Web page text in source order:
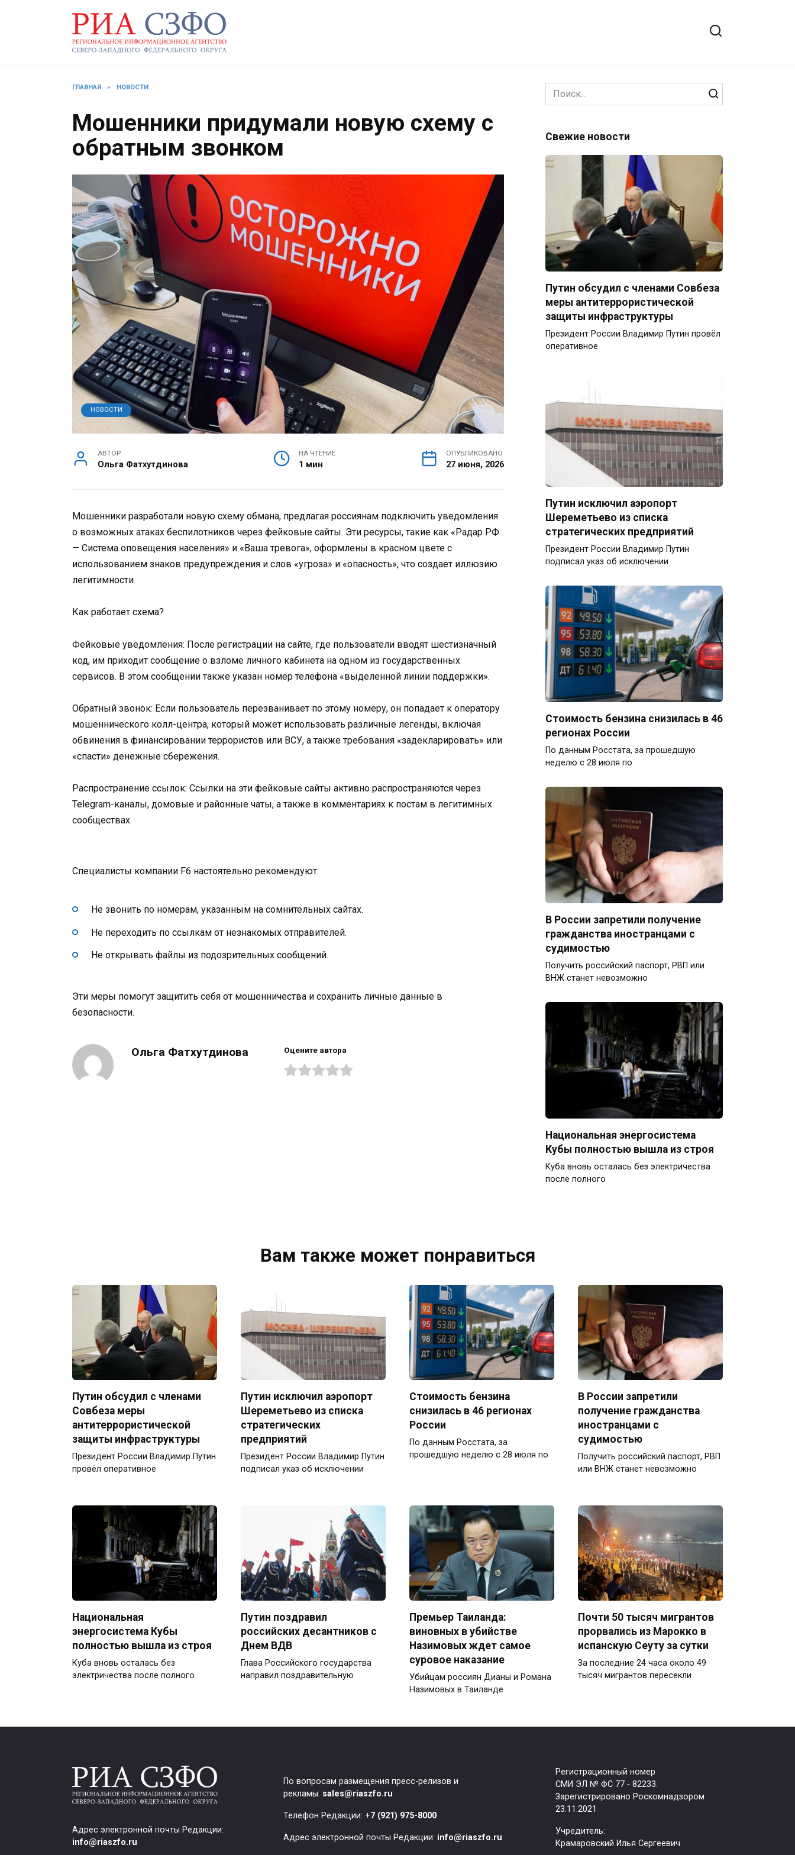
ГЛАВНАЯ » НОВОСТИ
Мошенники придумали новую схему с
обратным звонком
НОВОСТИ
АВТОР
Ольга Фатхутдинова
НА ЧТЕНИЕ
1 мин
ОПУБЛИКОВАНО
27 июня, 2026
Мошенники разработали новую схему обмана, предлагая россиянам подключить уведомления
о возможных атаках беспилотников через фейковые сайты. Эти ресурсы, такие как «Радар РФ
— Система оповещения населения» и «Ваша тревога», оформлены в красном цвете с
использованием знаков предупреждения и слов «угроза» и «опасность», что создает иллюзию
легитимности.
Как работает схема?
Фейковые уведомления: После регистрации на сайте, где пользователи вводят шестизначный
код, им приходит сообщение о взломе личного кабинета на одном из государственных
сервисов. В этом сообщении также указан номер телефона «выделенной линии поддержки».
Обратный звонок: Если пользователь перезванивает по этому номеру, он попадает к оператору
мошеннического колл-центра, который может использовать различные легенды, включая
обвинения в финансировании террористов или ВСУ, а также требования «задекларировать» или
«спасти» денежные сбережения.
Распространение ссылок: Ссылки на эти фейковые сайты активно распространяются через
Telegram-каналы, домовые и районные чаты, а также в комментариях к постам в легитимных
сообществах.
Специалисты компании F6 настоятельно рекомендуют:
Не звонить по номерам, указанным на сомнительных сайтах.
Не переходить по ссылкам от незнакомых отправителей.
Не открывать файлы из подозрительных сообщений.
Эти меры помогут защитить себя от мошенничества и сохранить личные данные в
безопасности.
Ольга Фатхутдинова Оцените автора
Search
for:
Свежие новости
Путин обсудил с членами Совбеза
меры антитеррористической
защиты инфраструктуры
Президент России Владимир Путин провёл
оперативное
Путин исключил аэропорт
Шереметьево из списка
стратегических предприятий
Президент России Владимир Путин
подписал указ об исключении
Стоимость бензина снизилась в 46
регионах России
По данным Росстата, за прошедшую
неделю с 28 июля по
В России запретили получение
гражданства иностранцами с
судимостью
Получить российский паспорт, РВП или
ВНЖ станет невозможно
Национальная энергосистема
Кубы полностью вышла из строя
Куба вновь осталась без электричества
после полного
Вам также может понравиться
Путин обсудил с членами
Совбеза меры
антитеррористической
защиты инфраструктуры
Президент России Владимир Путин
провёл оперативное
Путин исключил аэропорт
Шереметьево из списка
стратегических
предприятий
Президент России Владимир Путин
подписал указ об исключении
Стоимость бензина
снизилась в 46 регионах
России
По данным Росстата, за
прошедшую неделю с 28 июля по
В России запретили
получение гражданства
иностранцами с
судимостью
Получить российский паспорт, РВП
или ВНЖ станет невозможно
Национальная
энергосистема Кубы
полностью вышла из строя
Куба вновь осталась без
электричества после полного
Путин поздравил
российских десантников с
Днем ВДВ
Глава Российского государства
направил поздравительную
Премьер Таиланда:
виновных в убийстве
Назимовых ждет самое
суровое наказание
Убийцам россиян Дианы и Романа
Назимовых в Таиланде
Почти 50 тысяч мигрантов
прорвались из Марокко в
испанскую Сеуту за сутки
За последние 24 часа около 49
тысяч мигрантов пересекли
Адрес электронной почты Редакции:
info@riaszfo.ru
По вопросам размещения пресс-релизов и
рекламы: sales@riaszfo.ru
Телефон Редакции: +7 (921) 975-8000
Адрес электронной почты Редакции: info@riaszfo.ru
Регистрационный номер
СМИ ЭЛ № ФС 77 - 82233.
Зарегистрировано Роскомнадзором
23.11.2021
Учредитель:
Крамаровский Илья Сергеевич